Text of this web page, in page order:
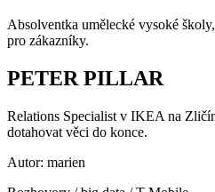
Absolventka umělecké vysoké
pro zákazníky.
PETER PILLAR
Relations Specialist v IKEA na
dotahovat věci do konce.
Autor: marien